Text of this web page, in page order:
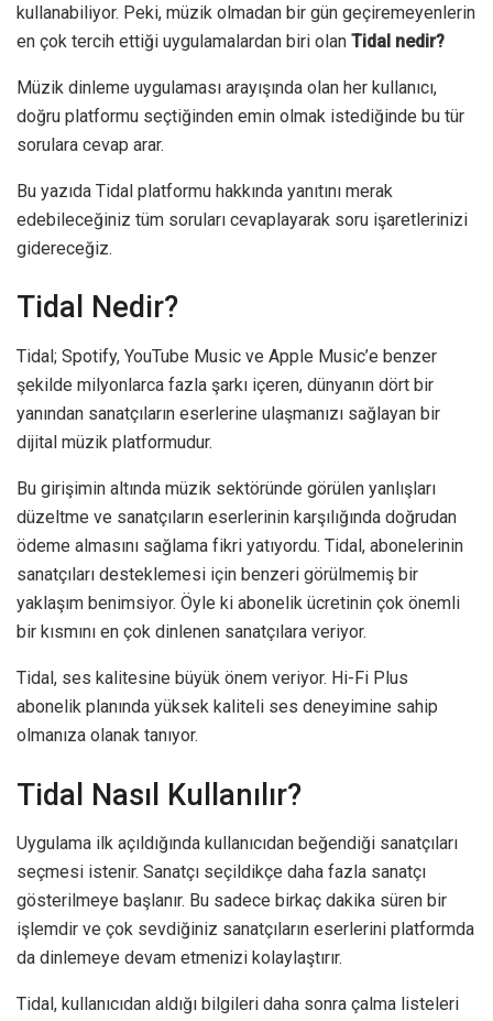
kullanabiliyor. Peki, müzik olmadan bir gün geçiremeyenlerin
en çok tercih ettiği uygulamalardan biri olan Tidal nedir?
Müzik dinleme uygulaması arayışında olan her kullanıcı,
doğru platformu seçtiğinden emin olmak istediğinde bu tür
sorulara cevap arar.
Bu yazıda Tidal platformu hakkında yanıtını merak
edebileceğiniz tüm soruları cevaplayarak soru işaretlerinizi
gidereceğiz.
Tidal Nedir?
Tidal; Spotify, YouTube Music ve Apple Music’e benzer
şekilde milyonlarca fazla şarkı içeren, dünyanın dört bir
yanından sanatçıların eserlerine ulaşmanızı sağlayan bir
dijital müzik platformudur.
Bu girişimin altında müzik sektöründe görülen yanlışları
düzeltme ve sanatçıların eserlerinin karşılığında doğrudan
ödeme almasını sağlama fikri yatıyordu. Tidal, abonelerinin
sanatçıları desteklemesi için benzeri görülmemiş bir
yaklaşım benimsiyor. Öyle ki abonelik ücretinin çok önemli
bir kısmını en çok dinlenen sanatçılara veriyor.
Tidal, ses kalitesine büyük önem veriyor. Hi-Fi Plus
abonelik planında yüksek kaliteli ses deneyimine sahip
olmanıza olanak tanıyor.
Tidal Nasıl Kullanılır?
Uygulama ilk açıldığında kullanıcıdan beğendiği sanatçıları
seçmesi istenir. Sanatçı seçildikçe daha fazla sanatçı
gösterilmeye başlanır. Bu sadece birkaç dakika süren bir
işlemdir ve çok sevdiğiniz sanatçıların eserlerini platformda
da dinlemeye devam etmenizi kolaylaştırır.
Tidal, kullanıcıdan aldığı bilgileri daha sonra çalma listeleri